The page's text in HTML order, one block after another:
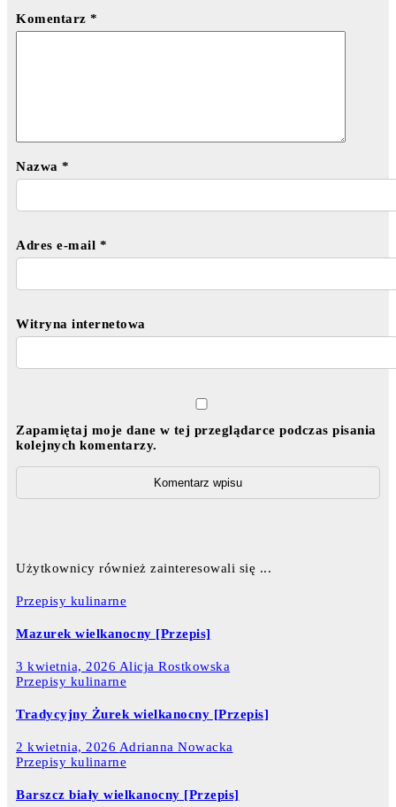
Komentarz *
Nazwa *
Adres e-mail *
Witryna internetowa
Zapamiętaj moje dane w tej przeglądarce podczas pisania
kolejnych komentarzy.
Użytkownicy również zainteresowali się ...
Przepisy kulinarne
Mazurek wielkanocny [Przepis]
3 kwietnia, 2026 Alicja Rostkowska
Przepisy kulinarne
Tradycyjny Żurek wielkanocny [Przepis]
2 kwietnia, 2026 Adrianna Nowacka
Przepisy kulinarne
Barszcz biały wielkanocny [Przepis]